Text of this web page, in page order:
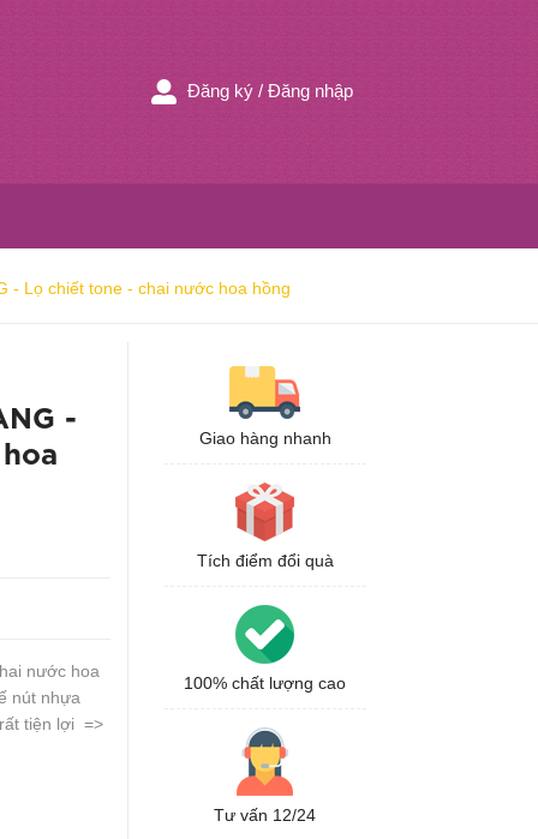
Đăng ký / Đăng nhập
- Lọ chiết tone - chai nước hoa hồng
-
nước hoa
nút nhựa
tiện lợi =>
Giao hàng nhanh
Tích điểm đổi quà
100% chất lượng cao
Tư vấn 12/24